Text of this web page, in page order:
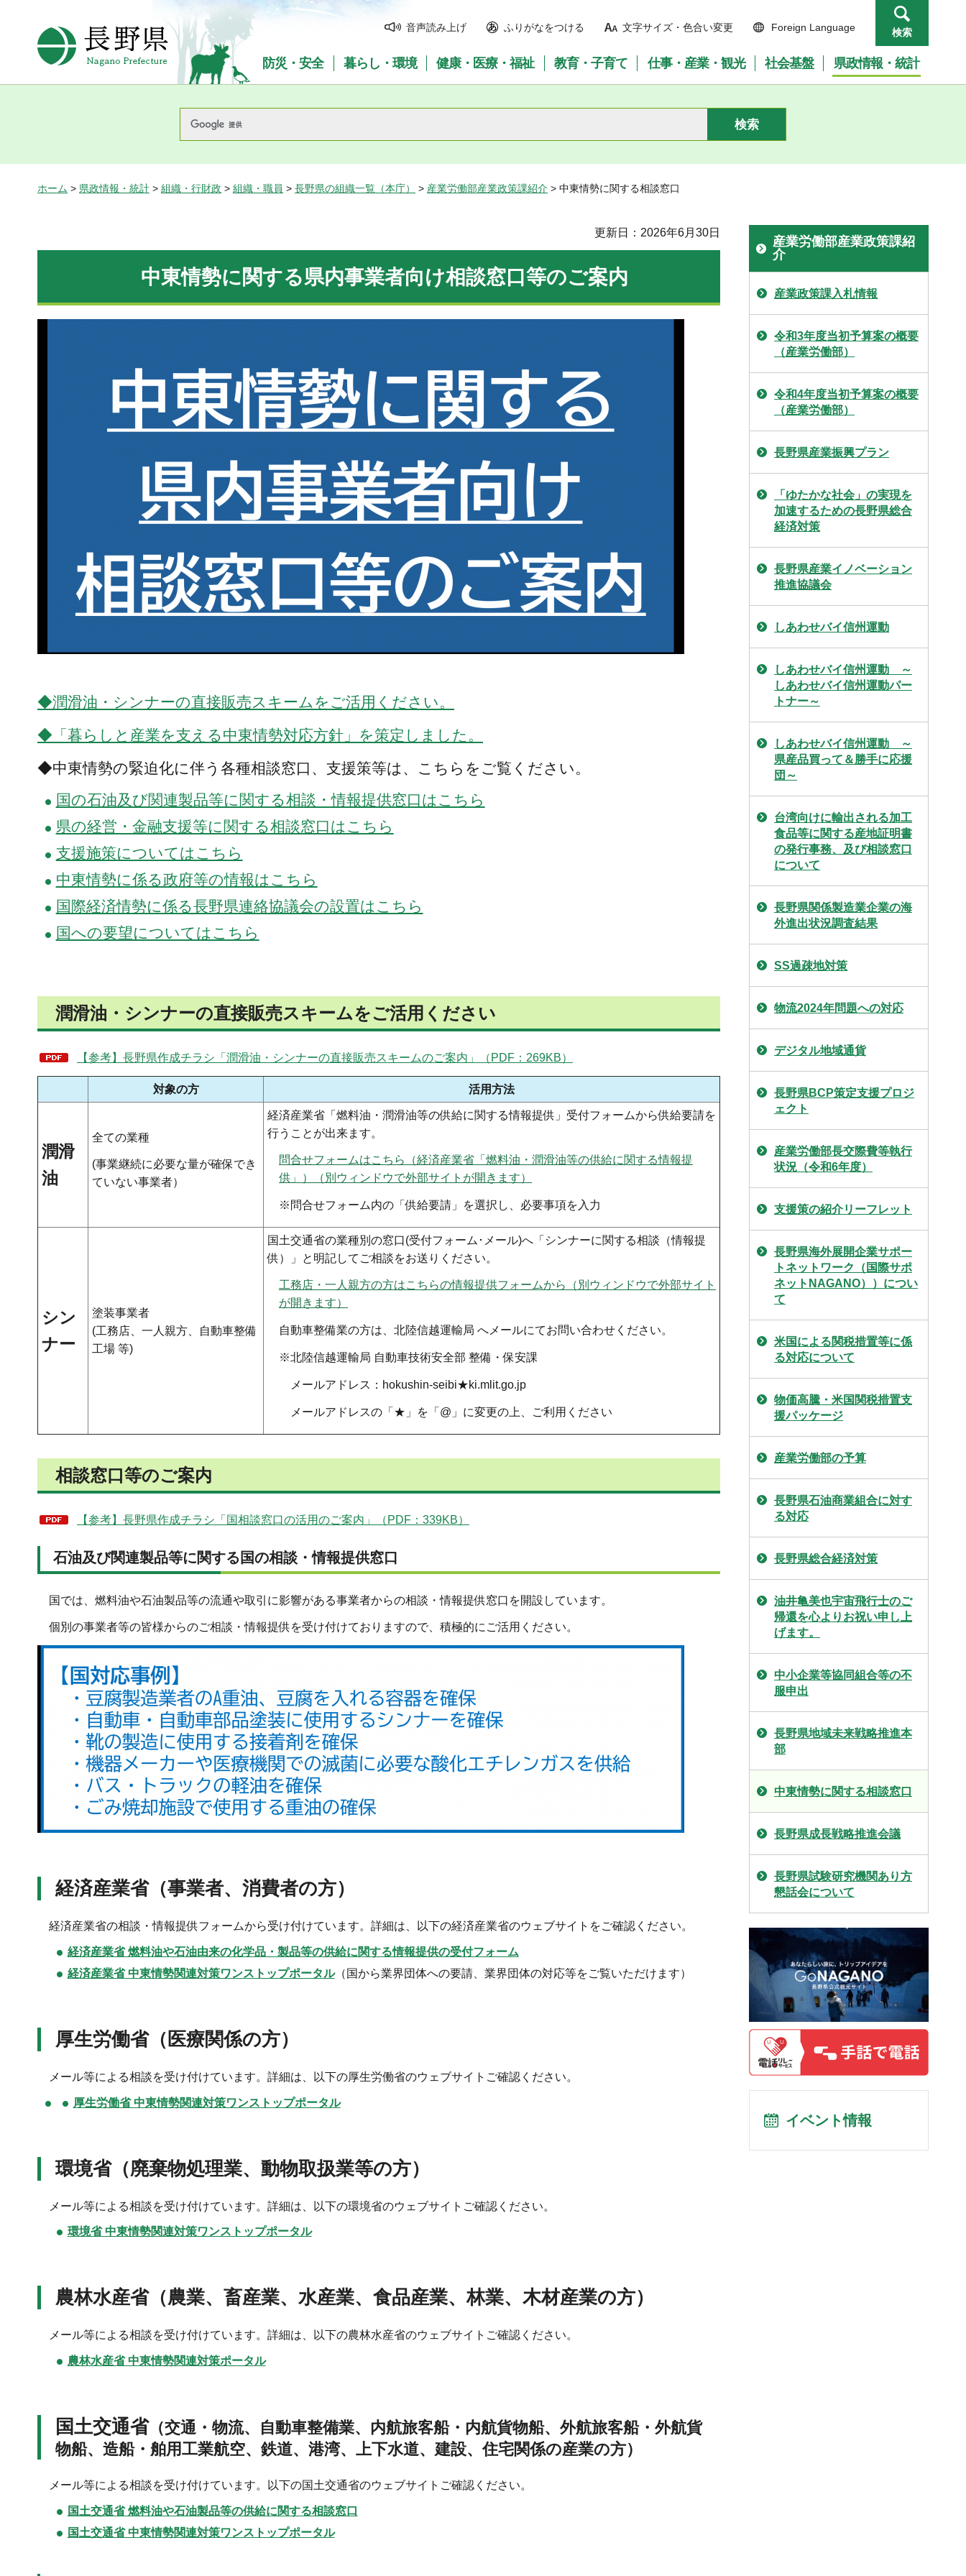
長野県Nagano Prefecture
音声読み上げ ふりがなをつける 文字サイズ・色合い変更 Foreign Language 検索
防災・安全 暮らし・環境 健康・医療・福祉 教育・子育て 仕事・産業・観光 社会基盤 県政情報・統計
ホーム > 県政情報・統計 > 組織・行財政 > 組織・職員 > 長野県の組織一覧（本庁） > 産業労働部産業政策課紹介 > 中東情勢に関する相談窓口
更新日：2026年6月30日
中東情勢に関する県内事業者向け相談窓口等のご案内
◆潤滑油・シンナーの直接販売スキームをご活用ください。
◆「暮らしと産業を支える中東情勢対応方針」を策定しました。
◆中東情勢の緊迫化に伴う各種相談窓口、支援策等は、こちらをご覧ください。
国の石油及び関連製品等に関する相談・情報提供窓口はこちら
県の経営・金融支援等に関する相談窓口はこちら
支援施策についてはこちら
中東情勢に係る政府等の情報はこちら
国際経済情勢に係る長野県連絡協議会の設置はこちら
国への要望についてはこちら
潤滑油・シンナーの直接販売スキームをご活用ください
【参考】長野県作成チラシ「潤滑油・シンナーの直接販売スキームのご案内」（PDF：269KB）
対象の方 活用方法
潤滑
油
全ての業種
(事業継続に必要な量が確保でき
ていない事業者）
経済産業省「燃料油・潤滑油等の供給に関する情報提供」受付フォームから供給要請を
行うことが出来ます。
問合せフォームはこちら（経済産業省「燃料油・潤滑油等の供給に関する情報提
供」）（別ウィンドウで外部サイトが開きます）
※問合せフォーム内の「供給要請」を選択し、必要事項を入力
シン
ナー
塗装事業者
(工務店、一人親方、自動車整備
工場 等)
国土交通省の業種別の窓口(受付フォーム･メール)へ「シンナーに関する相談（情報提
供）」と明記してご相談をお送りください。
工務店・一人親方の方はこちらの情報提供フォームから（別ウィンドウで外部サイト
が開きます）
自動車整備業の方は、北陸信越運輸局 へメールにてお問い合わせください。
※北陸信越運輸局 自動車技術安全部 整備・保安課
メールアドレス：hokushin-seibi★ki.mlit.go.jp​​​​​
メールアドレスの「★」を「@」に変更の上、ご利用ください
相談窓口等のご案内
【参考】長野県作成チラシ「国相談窓口の活用のご案内」（PDF：339KB）
石油及び関連製品等に関する国の相談・情報提供窓口
国では、燃料油や石油製品等の流通や取引に影響がある事業者からの相談・情報提供窓口を開設しています。
個別の事業者等の皆様からのご相談・情報提供を受け付けておりますので、積極的にご活用ください。
経済産業省（事業者、消費者の方）
経済産業省の相談・情報提供フォームから受け付けています。詳細は、以下の経済産業省のウェブサイトをご確認ください。
経済産業省 燃料油や石油由来の化学品・製品等の供給に関する情報提供の受付フォーム
経済産業省 中東情勢関連対策ワンストップポータル（国から業界団体への要請、業界団体の対応等をご覧いただけます）
厚生労働省（医療関係の方）
メール等による相談を受け付けています。詳細は、以下の厚生労働省のウェブサイトご確認ください。
厚生労働省 中東情勢関連対策ワンストップポータル
環境省（廃棄物処理業、動物取扱業等の方）
メール等による相談を受け付けています。詳細は、以下の環境省のウェブサイトご確認ください。
環境省 中東情勢関連対策ワンストップポータル
農林水産省（農業、畜産業、水産業、食品産業、林業、木材産業の方）
メール等による相談を受け付けています。詳細は、以下の農林水産省のウェブサイトご確認ください。
農林水産省 中東情勢関連対策ポータル
国土交通省（交通・物流、自動車整備業、内航旅客船・内航貨物船、外航旅客船・外航貨
物船、造船・舶用工業航空、鉄道、港湾、上下水道、建設、住宅関係の産業の方）
メール等による相談を受け付けています。以下の国土交通省のウェブサイトご確認ください。
国土交通省 燃料油や石油製品等の供給に関する相談窓口
国土交通省 中東情勢関連対策ワンストップポータル
産業労働部産業政策課紹
介
産業政策課入札情報
令和3年度当初予算案の概要
（産業労働部）
令和4年度当初予算案の概要
（産業労働部）
長野県産業振興プラン
「ゆたかな社会」の実現を
加速するための長野県総合
経済対策
長野県産業イノベーション
推進協議会
しあわせバイ信州運動
しあわせバイ信州運動 ～
しあわせバイ信州運動パー
トナー～
しあわせバイ信州運動 ～
県産品買って＆勝手に応援
団～
台湾向けに輸出される加工
食品等に関する産地証明書
の発行事務、及び相談窓口
について
長野県関係製造業企業の海
外進出状況調査結果
SS過疎地対策
物流2024年問題への対応
デジタル地域通貨
長野県BCP策定支援プロジ
ェクト
産業労働部長交際費等執行
状況（令和6年度）
支援策の紹介リーフレット
長野県海外展開企業サポー
トネットワーク（国際サポ
ネットNAGANO））につい
て
米国による関税措置等に係
る対応について
物価高騰・米国関税措置支
援パッケージ
産業労働部の予算
長野県石油商業組合に対す
る対応
長野県総合経済対策
油井亀美也宇宙飛行士のご
帰還を心よりお祝い申し上
げます。
中小企業等協同組合等の不
服申出
長野県地域未来戦略推進本
部
中東情勢に関する相談窓口
長野県成長戦略推進会議
長野県試験研究機関あり方
懇話会について
イベント情報